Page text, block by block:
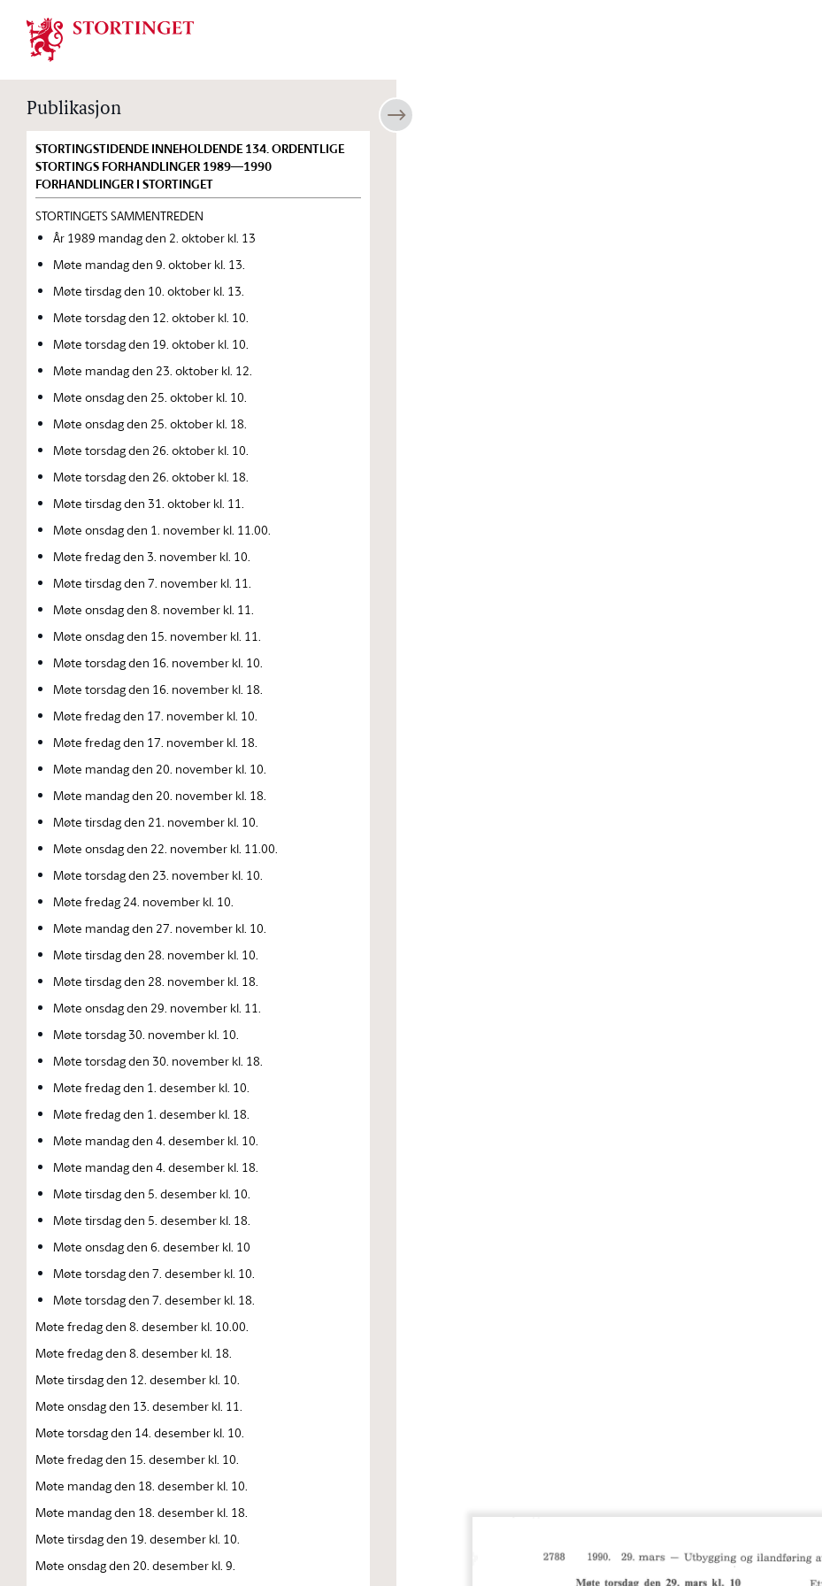
Stortinget.no
Publikasjon
STORTINGSTIDENDE INNEHOLDENDE 134. ORDENTLIGE
STORTINGS FORHANDLINGER 1989—1990
FORHANDLINGER I STORTINGET
STORTINGETS SAMMENTREDEN
År 1989 mandag den 2. oktober kl. 13
Møte mandag den 9. oktober kl. 13.
Møte tirsdag den 10. oktober kl. 13.
Møte torsdag den 12. oktober kl. 10.
Møte torsdag den 19. oktober kl. 10.
Møte mandag den 23. oktober kl. 12.
Møte onsdag den 25. oktober kl. 10.
Møte onsdag den 25. oktober kl. 18.
Møte torsdag den 26. oktober kl. 10.
Møte torsdag den 26. oktober kl. 18.
Møte tirsdag den 31. oktober kl. 11.
Møte onsdag den 1. november kl. 11.00.
Møte fredag den 3. november kl. 10.
Møte tirsdag den 7. november kl. 11.
Møte onsdag den 8. november kl. 11.
Møte onsdag den 15. november kl. 11.
Møte torsdag den 16. november kl. 10.
Møte torsdag den 16. november kl. 18.
Møte fredag den 17. november kl. 10.
Møte fredag den 17. november kl. 18.
Møte mandag den 20. november kl. 10.
Møte mandag den 20. november kl. 18.
Møte tirsdag den 21. november kl. 10.
Møte onsdag den 22. november kl. 11.00.
Møte torsdag den 23. november kl. 10.
Møte fredag 24. november kl. 10.
Møte mandag den 27. november kl. 10.
Møte tirsdag den 28. november kl. 10.
Møte tirsdag den 28. november kl. 18.
Møte onsdag den 29. november kl. 11.
Møte torsdag 30. november kl. 10.
Møte torsdag den 30. november kl. 18.
Møte fredag den 1. desember kl. 10.
Møte fredag den 1. desember kl. 18.
Møte mandag den 4. desember kl. 10.
Møte mandag den 4. desember kl. 18.
Møte tirsdag den 5. desember kl. 10.
Møte tirsdag den 5. desember kl. 18.
Møte onsdag den 6. desember kl. 10
Møte torsdag den 7. desember kl. 10.
Møte torsdag den 7. desember kl. 18.
Møte fredag den 8. desember kl. 10.00.
Møte fredag den 8. desember kl. 18.
Møte tirsdag den 12. desember kl. 10.
Møte onsdag den 13. desember kl. 11.
Møte torsdag den 14. desember kl. 10.
Møte fredag den 15. desember kl. 10.
Møte mandag den 18. desember kl. 10.
Møte mandag den 18. desember kl. 18.
Møte tirsdag den 19. desember kl. 10.
Møte onsdag den 20. desember kl. 9.